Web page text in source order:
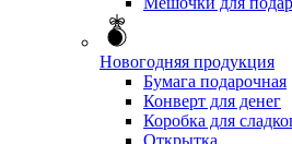
Новогодняя продукция
Бумага подарочная
Конверт для денег
Коробка для
Открытка